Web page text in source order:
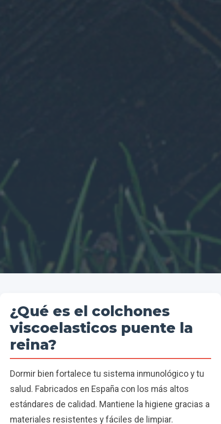
¿Qué es el colchones
viscoelasticos puente la
reina?
Dormir bien fortalece tu sistema inmunológico y tu
salud. Fabricados en España con los más altos
estándares de calidad. Mantiene la higiene gracias a
materiales resistentes y fáciles de limpiar.